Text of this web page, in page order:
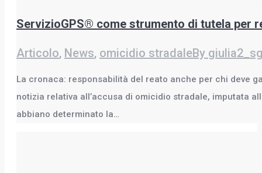
ServizioGPS® come strumento di tutela per
Articolo, News, omicidio stradaleBy
La cronaca: responsabilità del reato anche per chi deve
notizia relativa all’accusa di omicidio stradale, imputata
abbiano determinato la…